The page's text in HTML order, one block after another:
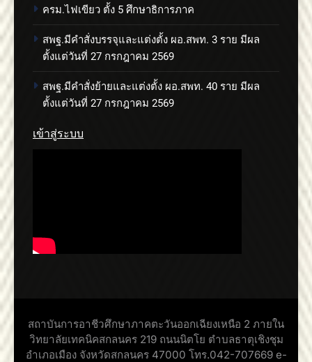
ครม.ไฟเขียว ตั้ง 5 ศึกษาธิการภาค
สพฐ.มีคำสั่งบรรจุและแต่งตั้ง ผอ.สพท. 3 ราย มีผล
ตั้งแต่วันที่ 27 กรกฎาคม 2569
สพฐ.มีคำสั่งย้ายและแต่งตั้ง ผอ.สพท. 40 ราย มีผล
ตั้งแต่วันที่ 27 กรกฎาคม 2569
เข้าสู่ระบบ
สถาบันการอาชีวศึกษาภาคตะวันออกเฉียงเหนือ 2 ภายใน
วิทยาลัยเทคนิคสกลนคร 219 ถนนนิตโย ตำบลธาตุเชิงชุม
อำเภอเมือง จังหวัดสกลนคร 47000 โทร.042-707669 e-